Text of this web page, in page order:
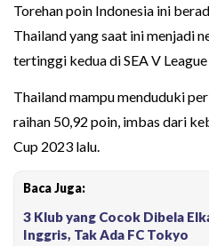
Torehan poin Indonesia ini
Thailand yang saat ini menjadi
tertinggi kedua di SEA V
Thailand mampu menduduki
raihan 50,92 poin, imbas dari
Cup 2023 lalu.
Baca Juga:
3 Klub yang Cocok Dibela
Inggris, Tak Ada FC Tokyo